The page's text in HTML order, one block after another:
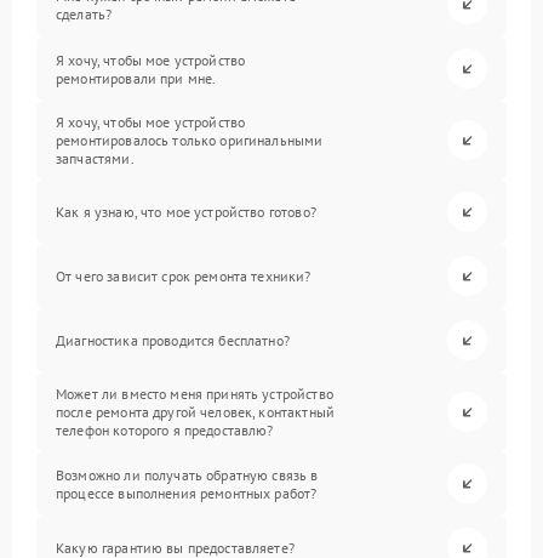
сделать?
Я хочу, чтобы мое устройство
ремонтировали при мне.
Я хочу, чтобы мое устройство
ремонтировалось только оригинальными
запчастями.
Как я узнаю, что мое устройство готово?
От чего зависит срок ремонта техники?
Диагностика проводится бесплатно?
Может ли вместо меня принять устройство
после ремонта другой человек, контактный
телефон которого я предоставлю?
Возможно ли получать обратную связь в
процессе выполнения ремонтных работ?
Какую гарантию вы предоставляете?